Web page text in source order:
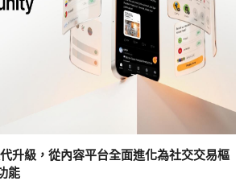
升級，從內容平台全面進化為社交交易樞
能